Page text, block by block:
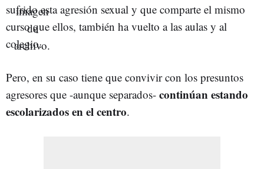
sufrido esta agresión sexual y que comparte el mismo
curso que ellos, también ha vuelto a las aulas y al
colegio.
Pero, en su caso tiene que convivir con los presuntos
agresores que -aunque separados- continúan estando
escolarizados en el centro.